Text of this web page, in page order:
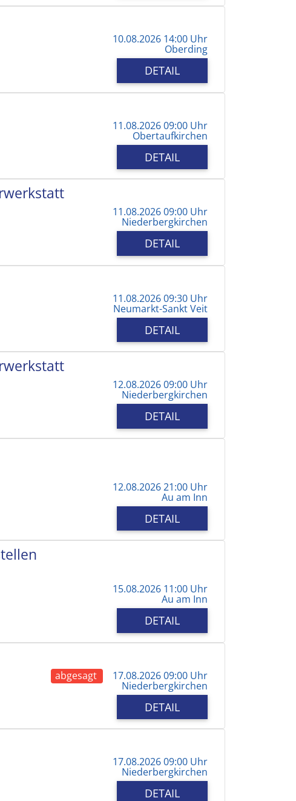
10.08.2026 14:00 Uhr
Oberding
DETAIL
11.08.2026 09:00 Uhr
Obertaufkirchen
DETAIL
11.08.2026 09:00 Uhr
Niederbergkirchen
DETAIL
11.08.2026 09:30 Uhr
Neumarkt-Sankt Veit
DETAIL
12.08.2026 09:00 Uhr
Niederbergkirchen
DETAIL
12.08.2026 21:00 Uhr
Au am Inn
DETAIL
15.08.2026 11:00 Uhr
Au am Inn
DETAIL
abgesagt 17.08.2026 09:00 Uhr
Niederbergkirchen
DETAIL
17.08.2026 09:00 Uhr
Niederbergkirchen
DETAIL